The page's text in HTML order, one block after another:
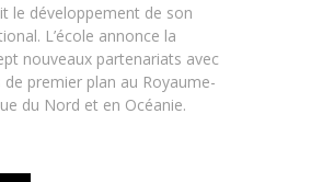
le développement de son
L’école annonce la
nouveaux partenariats avec
de premier plan au Royaume-
du Nord et en Océanie.